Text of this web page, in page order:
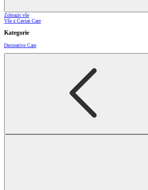
Zobrazit vše
Vše z Caviar Care
Kategorie
Decorative Care